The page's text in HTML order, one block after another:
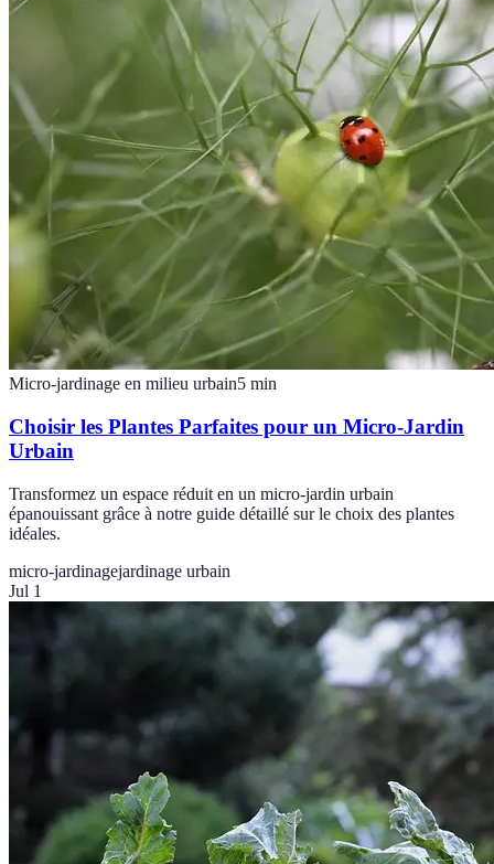
Micro-jardinage en milieu urbain5 min
Choisir les Plantes Parfaites pour un Micro-Jardin
Urbain
Transformez un espace réduit en un micro-jardin urbain
épanouissant grâce à notre guide détaillé sur le choix des plantes
idéales.
micro-jardinagejardinage urbain
Jul 1